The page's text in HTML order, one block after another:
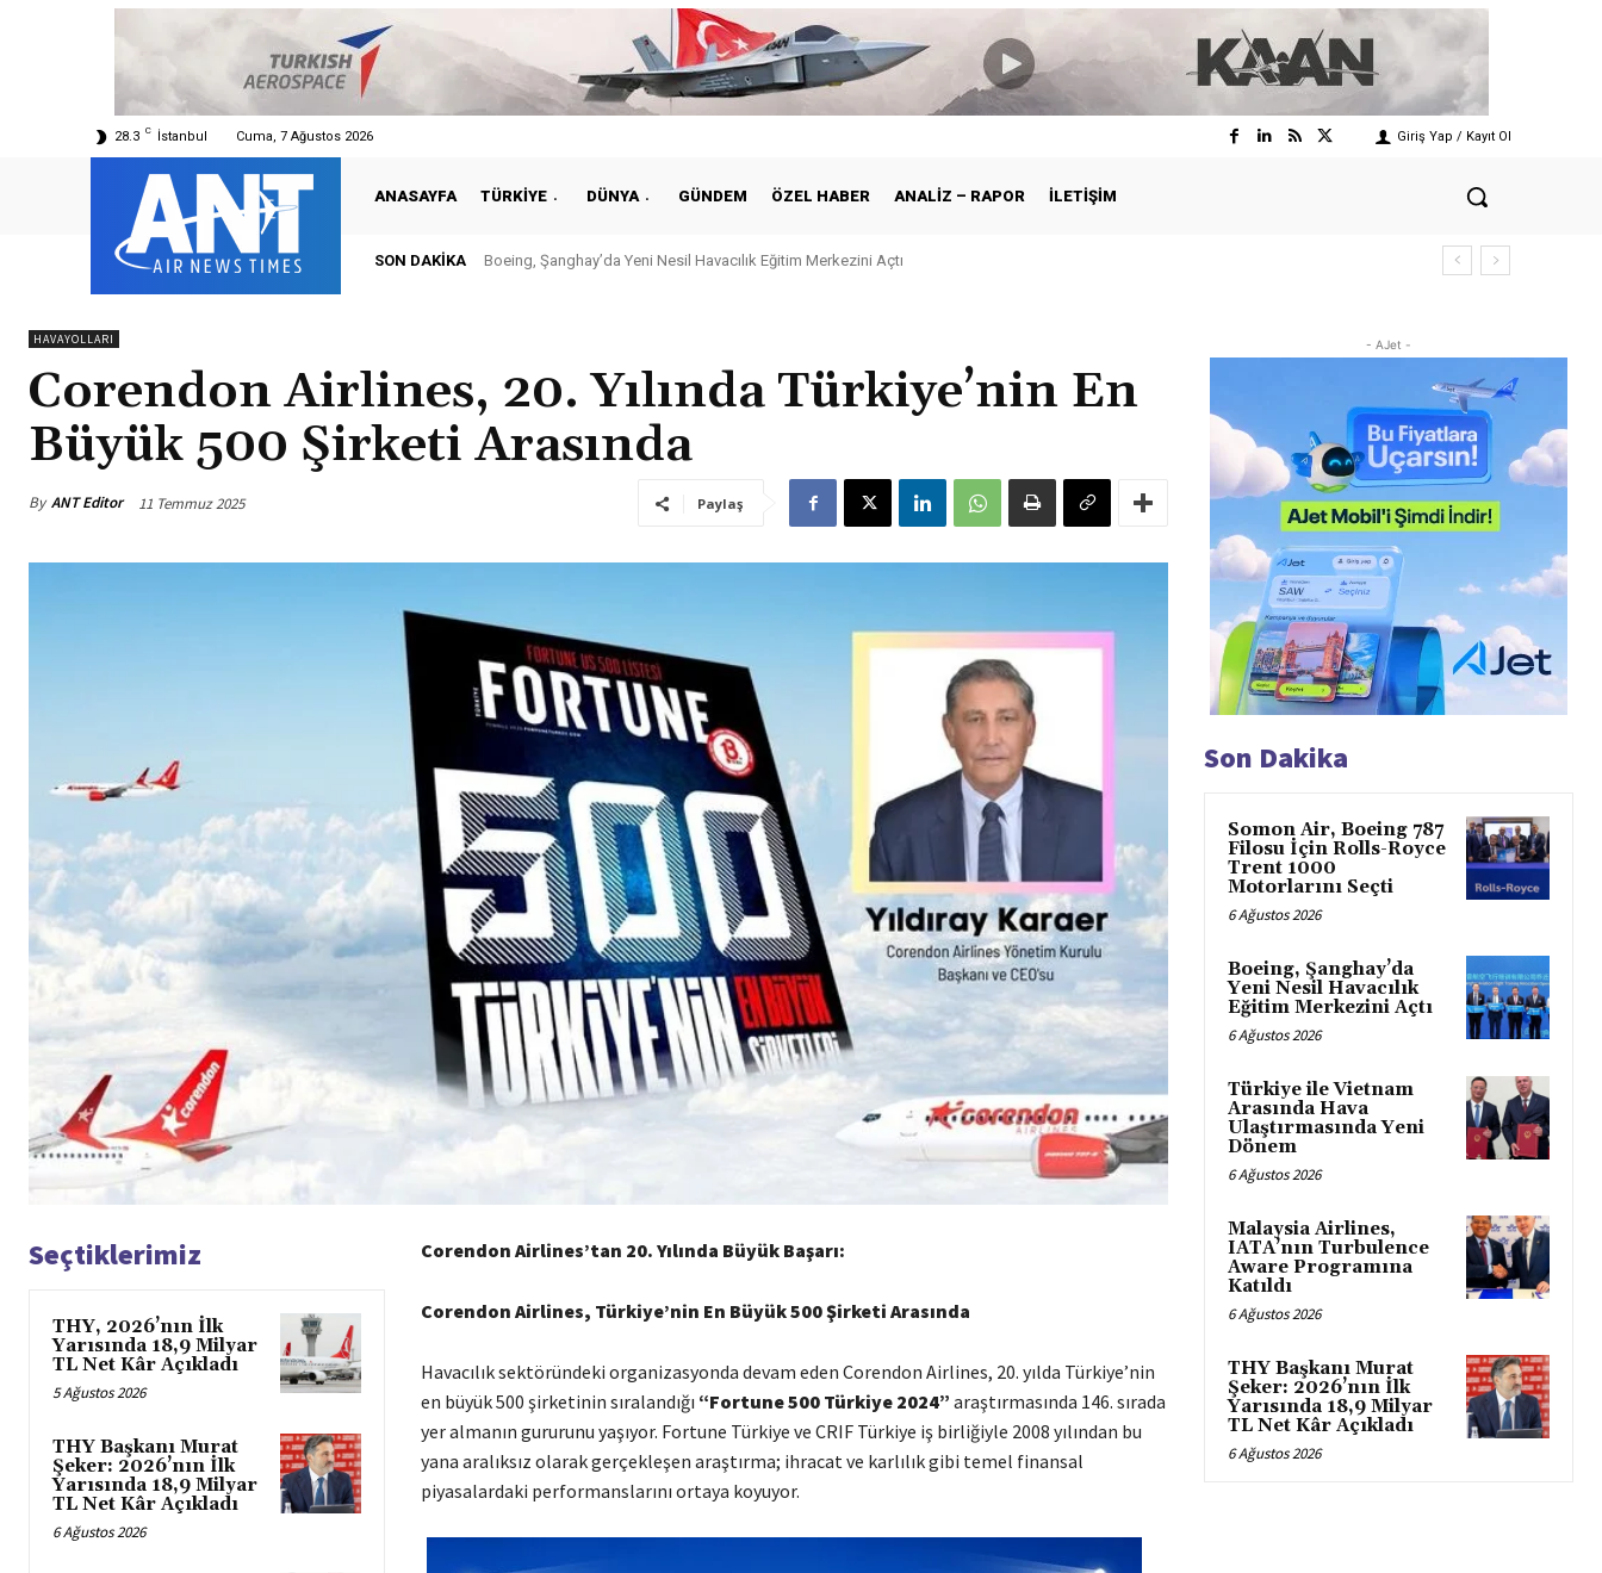
28.3 C İstanbul Cuma, 7 Ağustos 2026 Giriş Yap / Kayıt Ol
ANASAYFA TÜRKIYE DÜNYA GÜNDEM ÖZEL HABER ANALIZ – RAPOR İLETIŞIM
SON DAKIKABoeing, Şanghay’da Yeni Nesil Havacılık Eğitim Merkezini Açtı
Türkiye ile Vietnam Arasında Hava Ulaştırmasında Yeni Dönem
HAVAYOLLARI
Corendon Airlines, 20. Yılında Türkiye’nin En
Büyük 500 Şirketi Arasında
By ANT Editor 11 Temmuz 2025 Paylaş
Seçtiklerimiz
THY, 2026’nın İlk
Yarısında 18,9 Milyar
TL Net Kâr Açıkladı
5 Ağustos 2026
THY Başkanı Murat
Şeker: 2026’nın İlk
Yarısında 18,9 Milyar
TL Net Kâr Açıkladı
6 Ağustos 2026
Corendon Airlines’tan 20. Yılında Büyük Başarı:
Corendon Airlines, Türkiye’nin En Büyük 500 Şirketi Arasında
Havacılık sektöründeki organizasyonda devam eden Corendon Airlines, 20. yılda Türkiye’nin
en büyük 500 şirketinin sıralandığı “Fortune 500 Türkiye 2024” araştırmasında 146. sırada
yer almanın gururunu yaşıyor. Fortune Türkiye ve CRIF Türkiye iş birliğiyle 2008 yılından bu
yana aralıksız olarak gerçekleşen araştırma; ihracat ve karlılık gibi temel finansal
piyasalardaki performanslarını ortaya koyuyor.
- AJet -
Son Dakika
Somon Air, Boeing 787
Filosu İçin Rolls-Royce
Trent 1000
Motorlarını Seçti
6 Ağustos 2026
Boeing, Şanghay’da
Yeni Nesil Havacılık
Eğitim Merkezini Açtı
6 Ağustos 2026
Türkiye ile Vietnam
Arasında Hava
Ulaştırmasında Yeni
Dönem
6 Ağustos 2026
Malaysia Airlines,
IATA’nın Turbulence
Aware Programına
Katıldı
6 Ağustos 2026
THY Başkanı Murat
Şeker: 2026’nın İlk
Yarısında 18,9 Milyar
TL Net Kâr Açıkladı
6 Ağustos 2026